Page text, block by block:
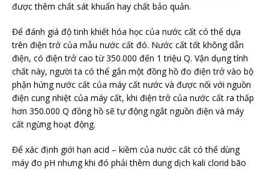
được thêm chất sát khuẩn hay chất bảo quản.
Để đánh giá độ tinh khiết hóa học của nước cất có thể dựa
trên điện trở của mẫu nước cất đó. Nước cất tốt không dẫn
điện, có điện trở cao từ 350.000 đến 1 triệu Q. Vận dụng tính
chất này, người ta có thể gắn một đồng hồ đo điện trở vào bộ
phận hứng nước cất của máy cất nước và được nối với nguồn
điện cung nhiệt của máy cất, khi điện trở của nước cất ra thấp
hơn 350.000 Q đồng hồ sẽ tự động ngắt nguồn điện và máy
cất ngừng hoạt động.
Để xác định giới hạn acid – kiềm của nước cất có thể dùng
máy đo pH nhưng khi đó phải thêm dung dịch kali clorid bão